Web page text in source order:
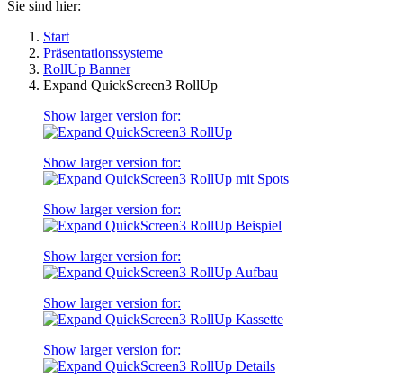
Sie sind hier:
Start
Präsentationssysteme
RollUp Banner
Expand QuickScreen3 RollUp
Show larger version for:
Show larger version for:
Show larger version for:
Show larger version for:
Show larger version for:
Show larger version for: